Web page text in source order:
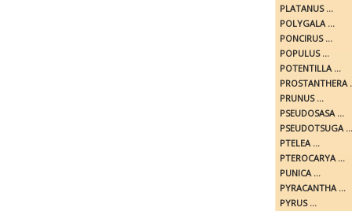
PLATANUS ...
POLYGALA ...
PONCIRUS ...
POPULUS ...
POTENTILLA ...
PROSTANTHERA
PRUNUS ...
PSEUDOSASA ...
PSEUDOTSUGA ...
PTELEA ...
PTEROCARYA ...
PUNICA ...
PYRACANTHA ...
PYRUS ...